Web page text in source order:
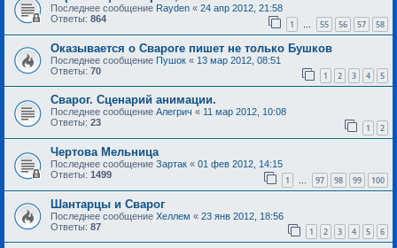
Последнее сообщение Rayden « 24 апр 2012, 21:58
Ответы: 864 1 … 55 56 57 58
Оказывается о Свароге пишет не только Бушков
Последнее сообщение Пушок « 13 мар 2012, 08:51
Ответы: 70 1 2 3 4 5
Сварог. Сценарий анимации.
Последнее сообщение Алегрич « 11 мар 2012, 10:08
Ответы: 23 1 2
Чертова Мельница
Последнее сообщение Зартак « 01 фев 2012, 14:15
Ответы: 1499 1 … 97 98 99 100
Шантарцы и Сварог
Последнее сообщение Хеллем « 23 янв 2012, 18:56
Ответы: 87 1 2 3 4 5 6